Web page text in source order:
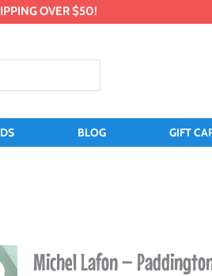
OVER $50!
BLOG GIFT
Michel Lafon –